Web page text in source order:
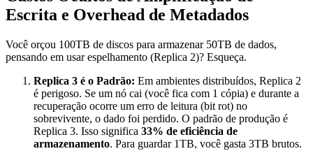
Escrita e Overhead de Metadados
Você orçou 100TB de discos para armazenar 50TB de dados,
pensando em usar espelhamento (Replica 2)? Esqueça.
Replica 3 é o Padrão: Em ambientes distribuídos, Replica 2
é perigoso. Se um nó cai (você fica com 1 cópia) e durante a
recuperação ocorre um erro de leitura (bit rot) no
sobrevivente, o dado foi perdido. O padrão de produção é
Replica 3. Isso significa 33% de eficiência de
armazenamento. Para guardar 1TB, você gasta 3TB brutos.